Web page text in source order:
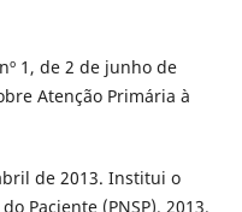
1, de 2 de junho de
Atenção Primária à
de 2013. Institui o
Paciente (PNSP). 2013.